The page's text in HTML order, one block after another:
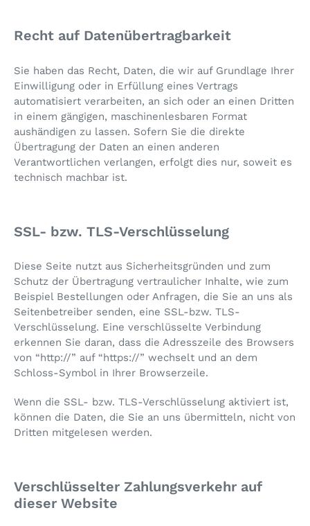
Recht auf Datenübertragbarkeit
Sie haben das Recht, Daten, die wir auf Grundlage Ihrer
Einwilligung oder in Erfüllung eines Vertrags
automatisiert verarbeiten, an sich oder an einen Dritten
in einem gängigen, maschinenlesbaren Format
aushändigen zu lassen. Sofern Sie die direkte
Übertragung der Daten an einen anderen
Verantwortlichen verlangen, erfolgt dies nur, soweit es
technisch machbar ist.
SSL- bzw. TLS-Verschlüsselung
Diese Seite nutzt aus Sicherheitsgründen und zum
Schutz der Übertragung vertraulicher Inhalte, wie zum
Beispiel Bestellungen oder Anfragen, die Sie an uns als
Seitenbetreiber senden, eine SSL-bzw. TLS-
Verschlüsselung. Eine verschlüsselte Verbindung
erkennen Sie daran, dass die Adresszeile des Browsers
von “http://” auf “https://” wechselt und an dem
Schloss-Symbol in Ihrer Browserzeile.
Wenn die SSL- bzw. TLS-Verschlüsselung aktiviert ist,
können die Daten, die Sie an uns übermitteln, nicht von
Dritten mitgelesen werden.
Verschlüsselter Zahlungsverkehr auf
dieser Website